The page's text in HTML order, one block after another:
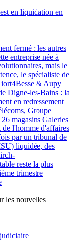
en liquidation en
fermé : les autres
entreprise née à
mais le
le spécialiste de
4Besse & Aupy
Digne-les-Bains : la
en redressement
Groupe
magasins Galeries
de l'homme d'affaires
par un tribunal de
liquidée, des
reste la plus
trimestre
les nouvelles